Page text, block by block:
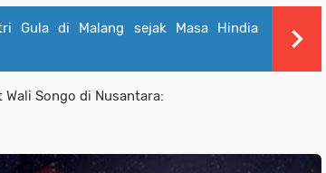
Gula di Malang sejak Masa Hindia
Songo di Nusantara: